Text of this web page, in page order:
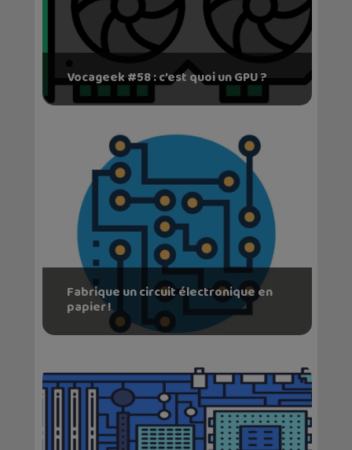
Vocageek #58 : c’est quoi un GPU ?
Fabrique un circuit électronique en
papier !